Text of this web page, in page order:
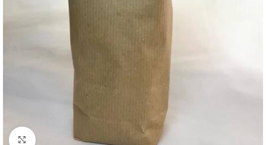
Clique para ampliar